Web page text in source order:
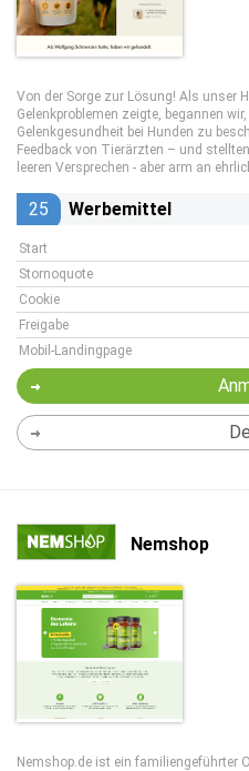
Von der Sorge zur Lösung! Als unser
Gelenkproblemen zeigte, begannen
Gelenkgesundheit bei Hunden zu
Feedback von Tierärzten – und
leeren Versprechen - aber arm an
25 Werbemittel
Start
Stornoquote
Cookie
Freigabe
Mobil-Landingpage
Nemshop
Nemshop.de ist ein familiengeführter